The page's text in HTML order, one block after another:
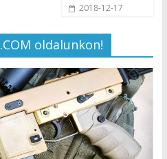
2018-12-17
oldalunkon!